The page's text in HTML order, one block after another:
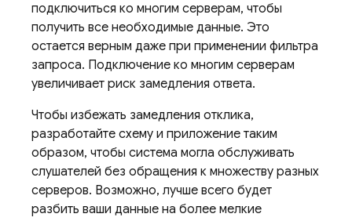
подключиться ко многим серверам, чтобы
получить все необходимые данные. Это
остается верным даже при применении фильтра
запроса. Подключение ко многим серверам
увеличивает риск замедления ответа.
Чтобы избежать замедления отклика,
разработайте схему и приложение таким
образом, чтобы система могла обслуживать
слушателей без обращения к множеству разных
серверов. Возможно, лучше всего будет
разбить ваши данные на более мелкие